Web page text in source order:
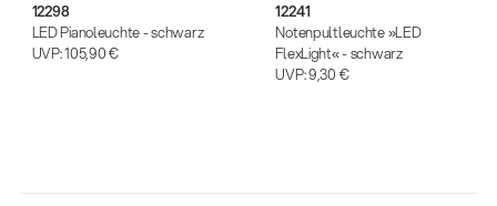
12298
LED Pianoleuchte - schwarz
UVP:105,90 €
12241
Notenpultleuchte »LED
FlexLight« - schwarz
UVP:9,30 €